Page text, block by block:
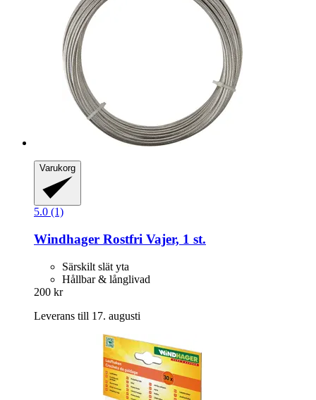
Varukorg
5.0 (1)
Windhager Rostfri Vajer, 1 st.
Särskilt slät yta
Hållbar & långlivad
200 kr
Leverans till 17. augusti